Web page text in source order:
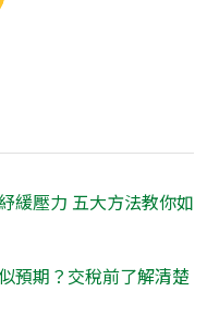
緩壓力 五大方法教你如
預期？交稅前了解清楚